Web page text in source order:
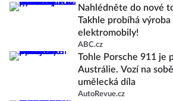
Nahlédněte do nové
Takhle probíhá
elektromobily!
ABC.cz
Tohle Porsche 911 je
Austrálie. Vozí na
umělecká díla
AutoRevue.cz